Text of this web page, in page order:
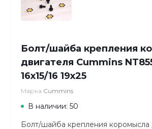
Болт/шайба крепления
двигателя Cummins
16х15/16 19х25
Марка Cummins
В наличии: 50
Болт/шайба крепления коромысла